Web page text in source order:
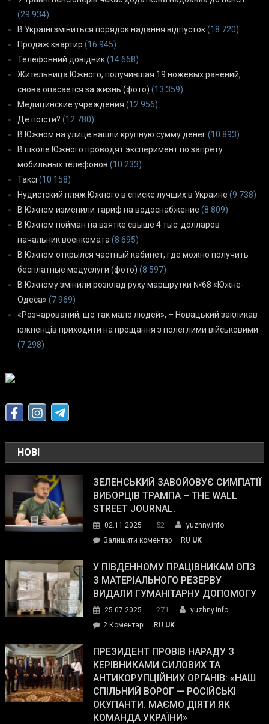
(29 934)
В Україні зміниться порядок надання відпусток(18 720)
Продаж квартир (16 945)
Телефонний довідник(14 668)
Жительница Южного, получившая 19 ножевых ранений,
снова опасается за жизнь (фото) (13 359)
Медицинские учреждения (12 956)
Де поїсти? (12 780)
В Южном на улице нашли крупную сумму денег(10 893)
В школе Южного проводят эксперимент по запрету
мобильных телефонов (10 233)
Таксі (10 158)
Нудистский пляж Южного в списке лучших в Украине (9 738)
В Южном изменили тариф на водоснабжение (8 809)
В Южном пойман на взятке свыше 4 тыс. долларов
начальник военкомата (8 695)
В Южном открылся частный кабинет, где можно получить
бесплатные медуслуги (фото) (8 597)
В Южному змінили розклад руху маршрутки №68 «Южне-
Одеса» (7 969)
«Розчарований, що так мало людей», – Новацький закликав
южненців приходити на прощання з полеглими військовими
(7 298)
НОВІ
ЗЕЛЕНСЬКИЙ ЗАВОЙОВУЄ СИМПАТІЇ
ВИБОРЦІВ ТРАМПА – THE WALL
STREET JOURNAL.
02.11.2025 52
yuzhny.info
Залишити коментарon
завойовує
симпатії
виборців
The
Street
Journal.
RU UK
У ПІВДЕННОМУ ПРАЦІВНИКАМ ОПЗ
З МАТЕРІАЛЬНОГО РЕЗЕРВУ
ВИДАЛИ ГУМАНІТАРНУ ДОПОМОГУ
25.07.2025 271
yuzhny.info
2 Коментарі
Південному
працівникам
ОПЗ
з
матеріального
резерву
RU UK
ПРЕЗИДЕНТ ПРОВІВ НАРАДУ З
КЕРІВНИКАМИ СИЛОВИХ ТА
АНТИКОРУПЦІЙНИХ ОРГАНІВ: «НАШ
СПІЛЬНИЙ ВОРОГ — РОСІЙСЬКІ
ОКУПАНТИ. МАЄМО ДІЯТИ ЯК
КОМАНДА УКРАЇНИ»